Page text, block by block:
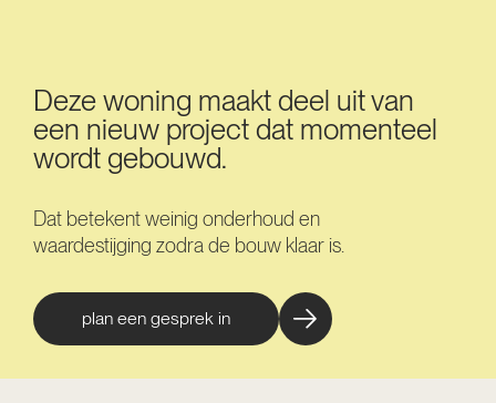
Deze woning maakt deel uit van
een nieuw project dat momenteel
wordt gebouwd.
Dat betekent weinig onderhoud en
waardestijging zodra de bouw klaar is.
plan een gesprek in